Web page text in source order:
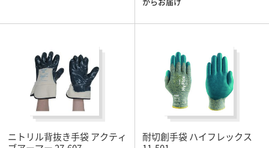
ニトリル背抜き手袋 アクティ
耐切創手袋 ハイフレックス